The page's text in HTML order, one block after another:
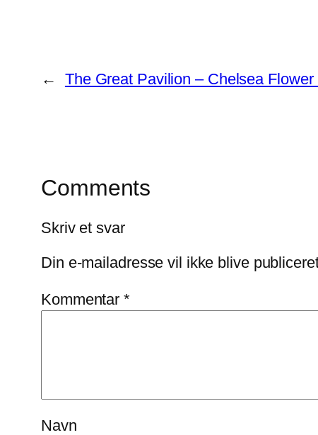
← The Great Pavilion – Chelsea Flower
Comments
Skriv et svar
Din e-mailadresse vil ikke blive
Kommentar*
Navn